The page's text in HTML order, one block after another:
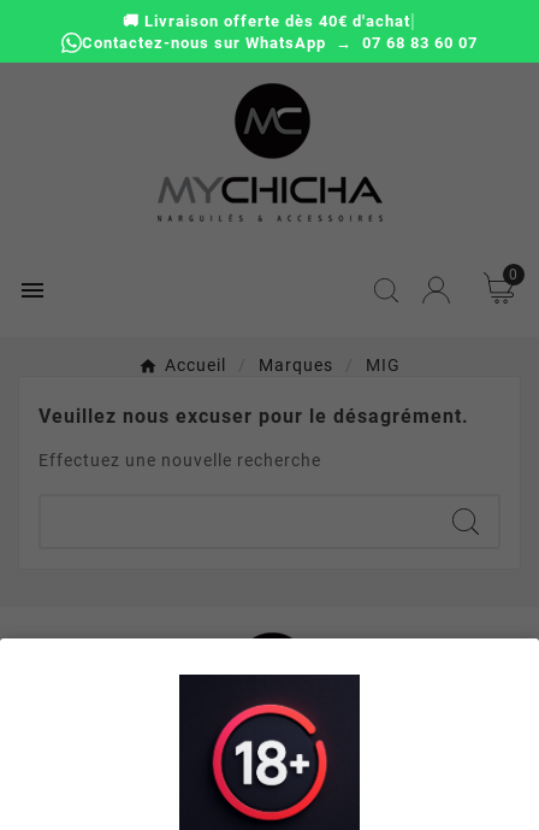
🚚 Livraison offerte dès 40€ d'achat|
Contactez-nous sur WhatsApp → 07 68 83 60 07

0
Accueil Marques MIG
Veuillez nous excuser pour le désagrément.
Effectuez une nouvelle recherche
Nous sommes un acteur reconnu dans toute la France